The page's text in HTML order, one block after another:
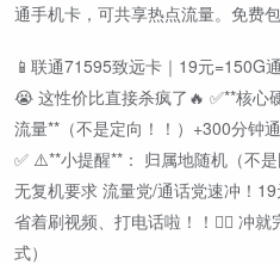
通手机卡，可共享热点流量。免费
📱联通71595致远卡｜19元=150G
😭 这性价比直接杀疯了🔥 ✅**核
流量**（不是定向！！）+300分钟
✅ ⚠️**小提醒**： 归属地随机（不
无复机要求 流量党/通话党速冲！
省着刷视频、打电话啦！！🙋‍♀️ 冲
式）